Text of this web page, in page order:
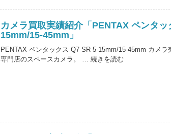
カメラ買取実績紹介「PENTAX ペンタ
15mm/15-45mm」
PENTAX ペンタックス Q7 SR 5-15mm/15-45mm カメラ
専門店のスペースカメラ。 …続きを読む